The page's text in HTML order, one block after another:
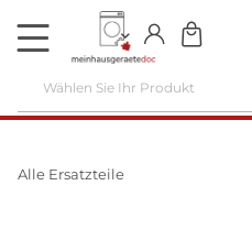
DE
Alle Ersatzteile